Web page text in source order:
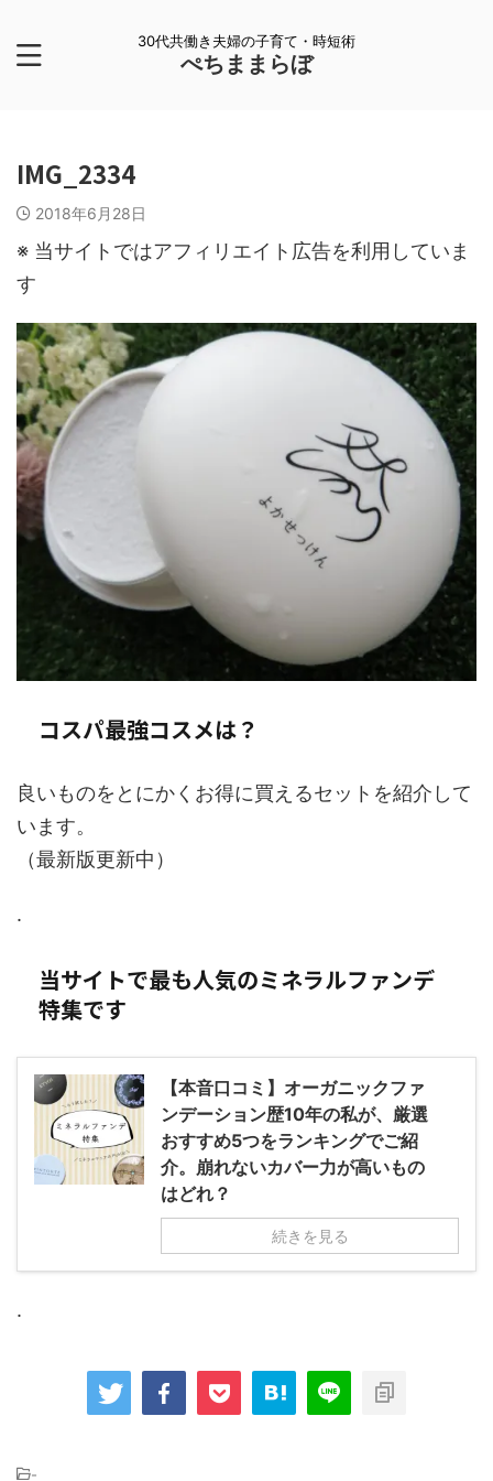
30代共働き夫婦の子育て・時短術
ぺちままらぼ
IMG_2334
2018年6月28日
※ 当サイトではアフィリエイト広告を利用していま
す
コスパ最強コスメは？
良いものをとにかくお得に買えるセットを紹介して
います。
（最新版更新中）
.
当サイトで最も人気のミネラルファンデ
特集です
【本音口コミ】オーガニックファ
ンデーション歴10年の私が、厳選
おすすめ5つをランキングでご紹
介。崩れないカバー力が高いもの
はどれ？
続きを見る
.
-